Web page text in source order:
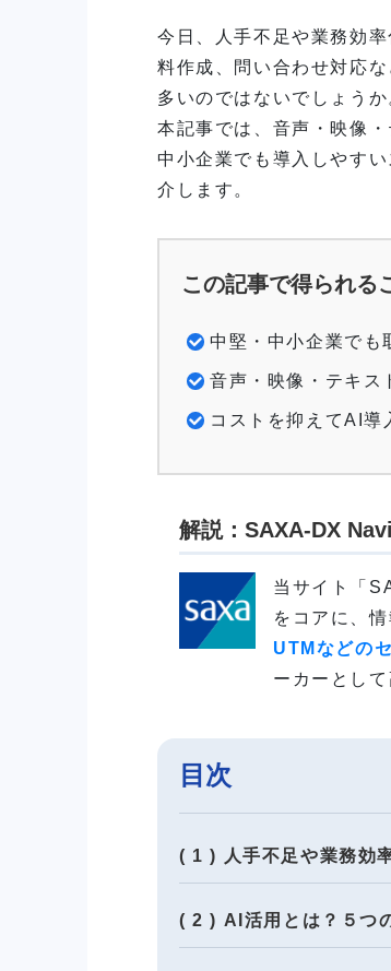
今日、人手不足や業務効
料作成、問い合わせ対応
多いのではないでしょうか
本記事では、音声・映像
中小企業でも導入しやす
介します。
この記事で得られる
中堅・中小企業でも
音声・映像・テキス
コストを抑えてAI導
解説： SAXA-DX
当サイト「
をコアに、
UTMなどの
ーカーとし
目次
( 1 ) 人手不足や業務効
( 2 ) AI活用とは？５つ